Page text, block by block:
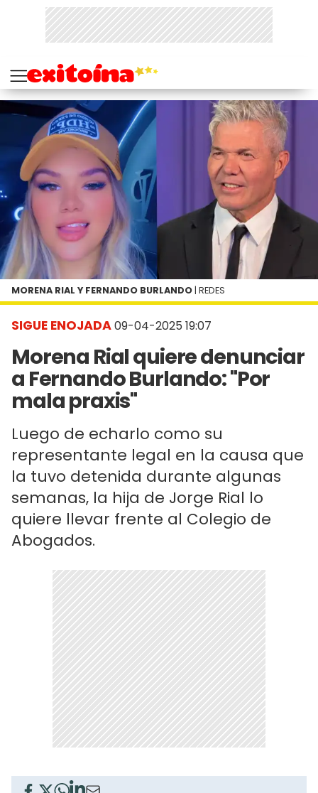
SIGUE ENOJADA09-04-2025 19:07
Morena Rial quiere denunciar
a Fernando Burlando: "Por
mala praxis"
Luego de echarlo como su
representante legal en la causa que
la tuvo detenida durante algunas
semanas, la hija de Jorge Rial lo
quiere llevar frente al Colegio de
Abogados.
MORENA RIAL Y FERNANDO BURLANDO | REDES